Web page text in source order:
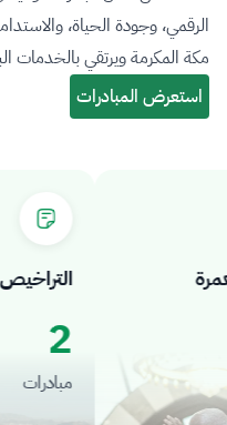
الرقمي، وجودة الحياة،
مكة المكرمة ويرتقي بالخدمات
التراخيص
2
مبادرات